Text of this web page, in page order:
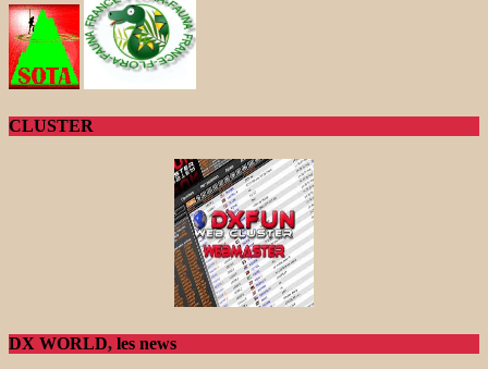
CLUSTER
DX WORLD, les news